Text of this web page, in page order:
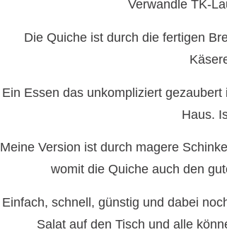
Verwandle TK-
Die Quiche ist durch die fertigen
Ein Essen das unkompliziert
Haus.
Meine Version ist durch magere
womit die Quiche auch den
Einfach, schnell, günstig und dabei
Salat auf den Tisch und alle